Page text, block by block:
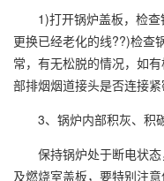
1)打开锅炉盖板，检查
更换已经老化的线??)检查
常，有无松脱的情况，如
部排烟烟道接头是否连接
3、锅炉内部积灰、积
保持锅炉处于断电状态
及燃烧室盖板，要特别注